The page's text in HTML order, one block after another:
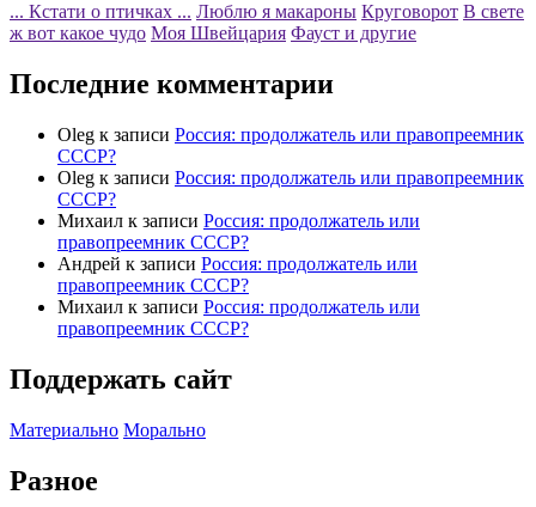
... Кстати о птичках ... Люблю я макароны Круговорот В свете
ж вот какое чудо Моя Швейцария Фауст и другие
Последние комментарии
Oleg к записи Россия: продолжатель или правопреемник
СССР?
Oleg к записи Россия: продолжатель или правопреемник
СССР?
Михаил к записи Россия: продолжатель или
правопреемник СССР?
Андрей к записи Россия: продолжатель или
правопреемник СССР?
Михаил к записи Россия: продолжатель или
правопреемник СССР?
Поддержать сайт
Материально Морально
Разное